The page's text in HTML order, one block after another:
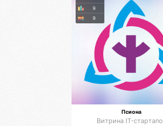
9
9
Псиона
Витрина IT-